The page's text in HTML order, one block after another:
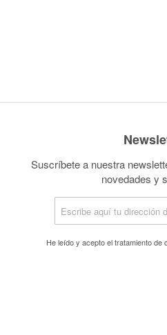
Suscríbete a nuestra
novedades y
He leído y acepto eltratamiento de